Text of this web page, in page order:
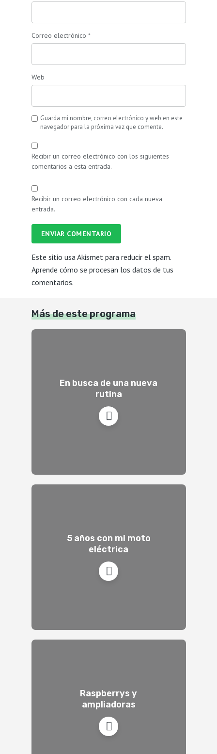
Correo electrónico *
Web
Guarda mi nombre, correo electrónico y web en este
navegador para la próxima vez que comente.
Recibir un correo electrónico con los siguientes
comentarios a esta entrada.
Recibir un correo electrónico con cada nueva
entrada.
ENVIAR COMENTARIO
Este sitio usa Akismet para reducir el spam.
Aprende cómo se procesan los datos de tus
comentarios.
Más de este programa
En busca de una nueva
rutina
5 años con mi moto
eléctrica
Raspberrys y
ampliadoras